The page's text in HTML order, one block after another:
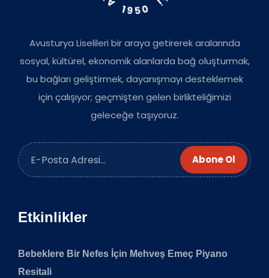
Avusturya Liselileri bir araya getirerek aralarında
sosyal, kültürel, ekonomik alanlarda bağ oluşturmak,
bu bağları geliştirmek, dayanışmayı desteklemek
için çalışıyor; geçmişten gelen birlikteliğimizi
geleceğe taşıyoruz.
Abone Ol
Etkinlikler
Bebeklere Bir Nefes İçin Mehveş Emeç Piyano
Resitali